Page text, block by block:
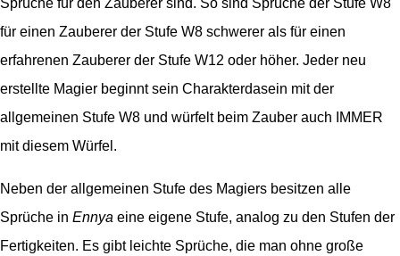
für einen Zauberer der Stufe W8 schwerer als für einen
erfahrenen Zauberer der Stufe W12 oder höher. Jeder neu
erstellte Magier beginnt sein Charakterdasein mit der
allgemeinen Stufe W8 und würfelt beim Zauber auch IMMER
mit diesem Würfel.
Neben der allgemeinen Stufe des Magiers besitzen alle
Sprüche in Ennya eine eigene Stufe, analog zu den Stufen der
Fertigkeiten. Es gibt leichte Sprüche, die man ohne große